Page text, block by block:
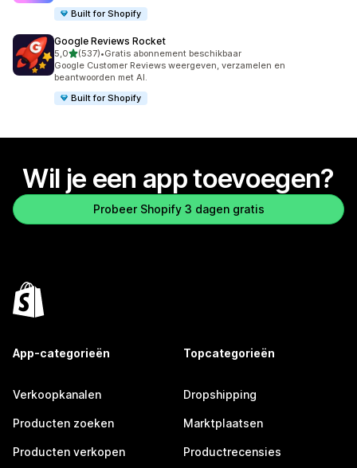
Built for Shopify
Google Reviews Rocket
5,0van 5 sterren
(537)
537 recensies in totaal
•Gratis abonnement beschikbaar
Google Customer Reviews weergeven, verzamelen en
beantwoorden met AI.
Built for Shopify
Wil je een app toevoegen?
Probeer Shopify 3 dagen gratis
App-categorieën
Verkoopkanalen
Producten zoeken
Producten verkopen
Topcategorieën
Dropshipping
Marktplaatsen
Productrecensies